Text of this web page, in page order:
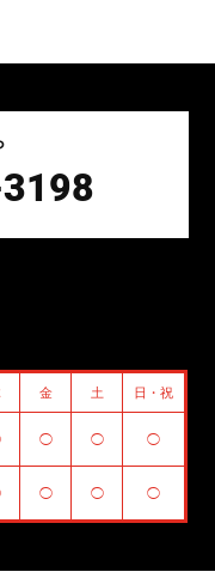
金 土 日・祝
◯ ◯ ◯
◯ ◯ ◯